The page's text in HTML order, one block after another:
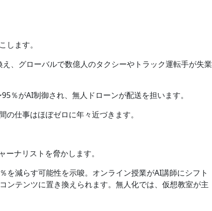
します。
、グローバルで数億人のタクシーやトラック運転手が失業
％がAI制御され、無人ドローンが配送を担います。
仕事はほぼゼロに年々近づきます。
ナリストを脅かします。
を減らす可能性を示唆。オンライン授業がAI講師にシフト
ンテンツに置き換えられます。無人化では、仮想教室が主